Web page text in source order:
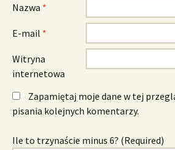
Nazwa *
E-mail *
Witryna
internetowa
Zapamiętaj moje dane w tej
pisania kolejnych komentarzy.
Ile to trzynaście minus 6? (Required)